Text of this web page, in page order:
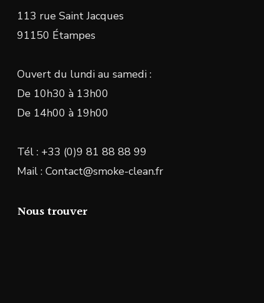
113 rue Saint Jacques
91150 Étampes
Ouvert du lundi au samedi :
De 10h30 à 13h00
De 14h00 à 19h00
Tél : +33 (0)9 81 88 88 99
Mail : Contact@smoke-clean.fr
Nous trouver